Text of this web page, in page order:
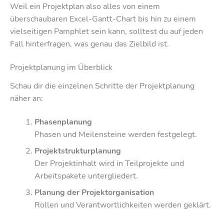
Weil ein Projektplan also alles von einem
überschaubaren Excel-Gantt-Chart bis hin zu einem
vielseitigen Pamphlet sein kann, solltest du auf jeden
Fall hinterfragen, was genau das Zielbild ist.
Projektplanung im Überblick
Schau dir die einzelnen Schritte der Projektplanung
näher an:
Phasenplanung
Phasen und Meilensteine werden festgelegt.
Projektstrukturplanung
Der Projektinhalt wird in Teilprojekte und
Arbeitspakete untergliedert.
Planung der Projektorganisation
Rollen und Verantwortlichkeiten werden geklärt.